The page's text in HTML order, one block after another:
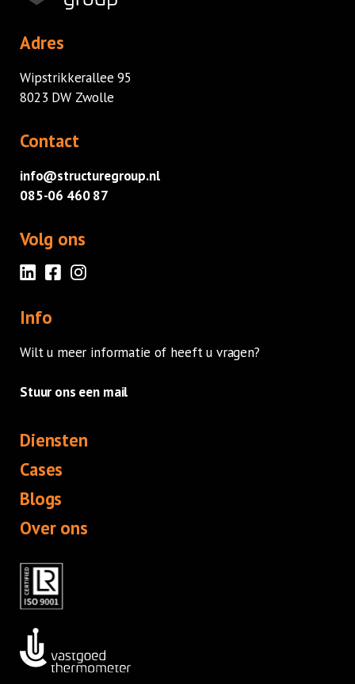
Adres
Wipstrikkerallee 95
8023 DW Zwolle
Contact
info@structuregroup.nl
085-06 460 87
Volg ons
Info
Wilt u meer informatie of heeft u vragen?
Stuur ons een mail
Diensten
Cases
Blogs
Over ons